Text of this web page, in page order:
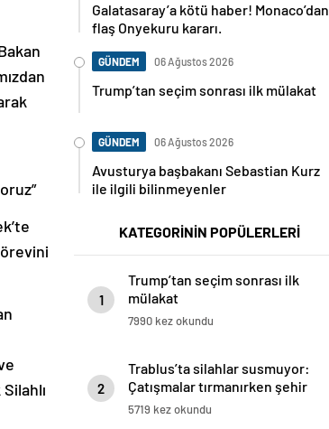
Galatasaray’a kötü haber! Monaco’dan
flaş Onyekuru kararı.
GÜNDEM 06 Ağustos 2026
Trump’tan seçim sonrası ilk mülakat
GÜNDEM 06 Ağustos 2026
Avusturya başbakanı Sebastian Kurz
ile ilgili bilinmeyenler
KATEGORİNİN POPÜLERLERİ
1
Trump’tan seçim sonrası ilk
mülakat
7990 kez okundu
2
Trablus’ta silahlar susmuyor:
Çatışmalar tırmanırken şehir
alarmda
5719 kez okundu